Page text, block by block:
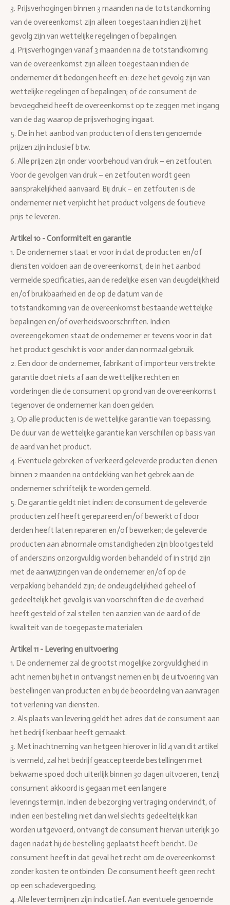
3. Prijsverhogingen binnen 3 maanden na de totstandkoming
van de overeenkomst zijn alleen toegestaan indien zij het
gevolg zijn van wettelijke regelingen of bepalingen.
4. Prijsverhogingen vanaf 3 maanden na de totstandkoming
van de overeenkomst zijn alleen toegestaan indien de
ondernemer dit bedongen heeft en: deze het gevolg zijn van
wettelijke regelingen of bepalingen; of de consument de
bevoegdheid heeft de overeenkomst op te zeggen met ingang
van de dag waarop de prijsverhoging ingaat.
5. De in het aanbod van producten of diensten genoemde
prijzen zijn inclusief btw.
6. Alle prijzen zijn onder voorbehoud van druk – en zetfouten.
Voor de gevolgen van druk – en zetfouten wordt geen
aansprakelijkheid aanvaard. Bij druk – en zetfouten is de
ondernemer niet verplicht het product volgens de foutieve
prijs te leveren.
Artikel 10 - Conformiteit en garantie
1. De ondernemer staat er voor in dat de producten en/of
diensten voldoen aan de overeenkomst, de in het aanbod
vermelde specificaties, aan de redelijke eisen van deugdelijkheid
en/of bruikbaarheid en de op de datum van de
totstandkoming van de overeenkomst bestaande wettelijke
bepalingen en/of overheidsvoorschriften. Indien
overeengekomen staat de ondernemer er tevens voor in dat
het product geschikt is voor ander dan normaal gebruik.
2. Een door de ondernemer, fabrikant of importeur verstrekte
garantie doet niets af aan de wettelijke rechten en
vorderingen die de consument op grond van de overeenkomst
tegenover de ondernemer kan doen gelden.
3. Op alle producten is de wettelijke garantie van toepassing.
De duur van de wettelijke garantie kan verschillen op basis van
de aard van het product.
4. Eventuele gebreken of verkeerd geleverde producten dienen
binnen 2 maanden na ontdekking van het gebrek aan de
ondernemer schriftelijk te worden gemeld.
5. De garantie geldt niet indien: de consument de geleverde
producten zelf heeft gerepareerd en/of bewerkt of door
derden heeft laten repareren en/of bewerken; de geleverde
producten aan abnormale omstandigheden zijn blootgesteld
of anderszins onzorgvuldig worden behandeld of in strijd zijn
met de aanwijzingen van de ondernemer en/of op de
verpakking behandeld zijn; de ondeugdelijkheid geheel of
gedeeltelijk het gevolg is van voorschriften die de overheid
heeft gesteld of zal stellen ten aanzien van de aard of de
kwaliteit van de toegepaste materialen.
Artikel 11 - Levering en uitvoering
1. De ondernemer zal de grootst mogelijke zorgvuldigheid in
acht nemen bij het in ontvangst nemen en bij de uitvoering van
bestellingen van producten en bij de beoordeling van aanvragen
tot verlening van diensten.
2. Als plaats van levering geldt het adres dat de consument aan
het bedrijf kenbaar heeft gemaakt.
3. Met inachtneming van hetgeen hierover in lid 4 van dit artikel
is vermeld, zal het bedrijf geaccepteerde bestellingen met
bekwame spoed doch uiterlijk binnen 30 dagen uitvoeren, tenzij
consument akkoord is gegaan met een langere
leveringstermijn. Indien de bezorging vertraging ondervindt, of
indien een bestelling niet dan wel slechts gedeeltelijk kan
worden uitgevoerd, ontvangt de consument hiervan uiterlijk 30
dagen nadat hij de bestelling geplaatst heeft bericht. De
consument heeft in dat geval het recht om de overeenkomst
zonder kosten te ontbinden. De consument heeft geen recht
op een schadevergoeding.
4. Alle levertermijnen zijn indicatief. Aan eventuele genoemde